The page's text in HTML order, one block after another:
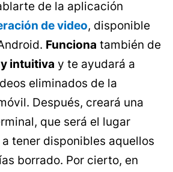
de la aplicación
de video, disponible
Funciona también de
intuitiva y te ayudará a
eliminados de la
Después, creará una
que será el lugar
tener disponibles aquellos
borrado. Por cierto, en